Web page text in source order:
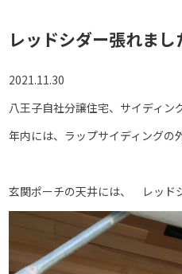
レッドシダー張れまし
2021.11.30
八王子自社分譲住宅、サイディン
年内には、ラップサイディングの
玄関ポーチの天井には、 レッド